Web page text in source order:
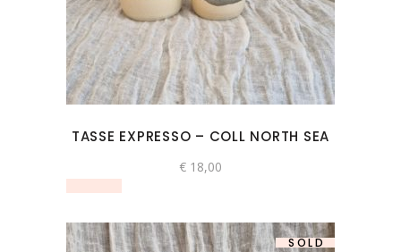
TASSE EXPRESSO – COLL NORTH SEA
€ 18,00
SOLD